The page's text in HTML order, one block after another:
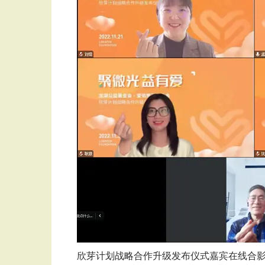
欣芽计划战略合作升级发布仪式嘉宾在线合